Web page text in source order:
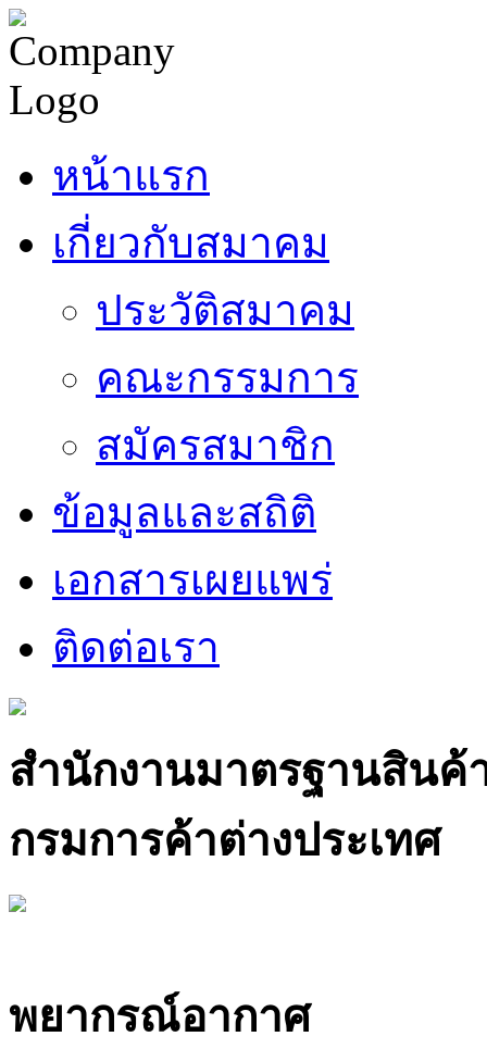
หน้าแรก
เกี่ยวกับสมาคม
ประวัติสมาคม
คณะกรรมการ
สมัครสมาชิก
ข้อมูลและสถิติ
เอกสารเผยแพร่
ติดต่อเรา
สำนักงานมาตรฐานสินค้
กรมการค้าต่างประเทศ
พยากรณ์อากาศ